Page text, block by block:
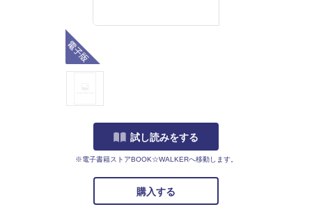
試し読みをする
※電子書籍ストアBOOK☆WALKERへ移動します。
購入する